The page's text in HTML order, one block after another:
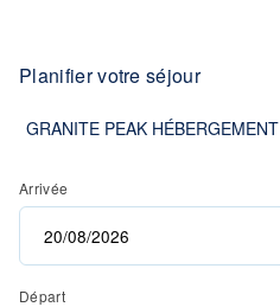
Planifier votre séjour
GRANITE PEAK HÉBERGEMENT
Arrivée
Départ